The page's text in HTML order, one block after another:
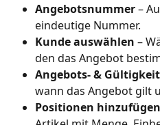
Angebotsnummer –
eindeutige Nummer.
Kunde auswählen –
den das Angebot
Angebots- &
wann das Angebot gilt
Positionen hinzufügen